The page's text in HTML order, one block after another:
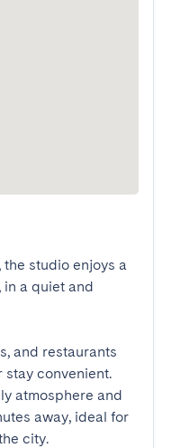
the studio enjoys a
a quiet and
and restaurants
stay convenient.
atmosphere and
away, ideal for
city.